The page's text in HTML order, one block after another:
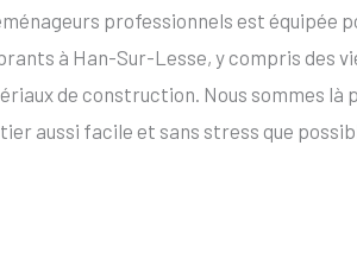
professionnels est équipée
à Han-Sur-Lesse, y compris des
de construction. Nous sommes là
aussi facile et sans stress que